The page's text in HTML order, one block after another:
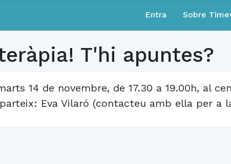
Entra Sobre
T'hi apuntes?
14 de novembre, de 17.30 a 19.00h, al
Eva Vilaró (contacteu amb ella per a